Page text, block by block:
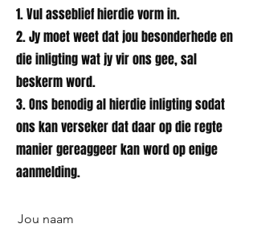
1. Vul asseblief hierdie vorm in.
2. Jy moet weet dat jou besonderhede en
die inligting wat jy vir ons gee, sal
beskerm word.
3. Ons benodig al hierdie inligting sodat
ons kan verseker dat daar op die regte
manier gereaggeer kan word op enige
aanmelding.
Jou naam